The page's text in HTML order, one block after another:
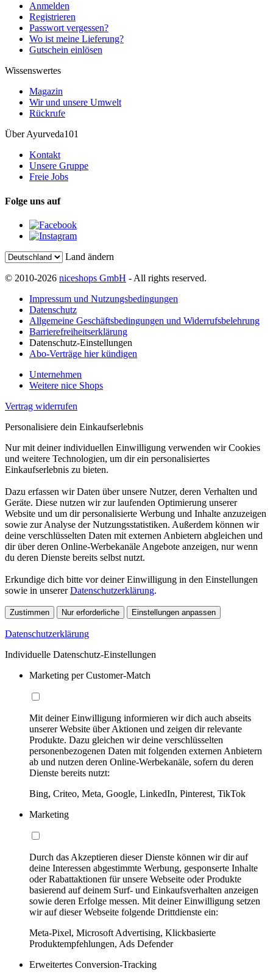
Anmelden
Registrieren
Passwort vergessen?
Wo ist meine Lieferung?
Gutschein einlösen
Wissenswertes
Magazin
Wir und unsere Umwelt
Rückrufe
Über Ayurveda101
Kontakt
Unsere Gruppe
Freie Jobs
Folge uns auf
Land ändern
© 2010-2026 niceshops GmbH - All rights reserved.
Impressum und Nutzungsbedingungen
Datenschutz
Allgemeine Geschäftsbedingungen und Widerrufsbelehrung
Barrierefreiheitserklärung
Datenschutz-Einstellungen
Abo-Verträge hier kündigen
Unternehmen
Weitere nice Shops
Vertrag widerrufen
Personalisiere dein Einkaufserlebnis
Nur mit deiner individuellen Einwilligung verwenden wir Cookies
und weitere Technologien, um dir ein personalisiertes
Einkaufserlebnis zu bieten.
Dazu erfassen wir Daten über unsere Nutzer, deren Verhalten und
Geräte. Diese nutzen wir zur laufenden Optimierung unserer
Website und um dir personalisierte Werbung und Inhalte anzuzeigen
sowie zur Analyse der Nutzungsstatistiken. Außerdem können wir
deine verschlüsselten Daten mit externen Anbietern abgleichen und
dir über deren Online-Werbekanäle Angebote anzeigen, nur wenn
du deren Dienste bereits selbst nutzt.
Erkundige dich bitte vor deiner Einwilligung in den Einstellungen
sowie in unsererDatenschutzerklärung.
Zustimmen Nur erforderliche Einstellungen anpassen
Datenschutzerklärung
Individuelle Datenschutz-Einstellungen
Marketing per Customer-Match
Mit deiner Einwilligung informieren wir dich auch abseits
unserer Website über Aktionen und zeigen dir relevante
Produkte. Dazu gleichen wir deine verschlüsselten
personenbezogenen Daten mit folgenden externen Anbietern
ab und nutzen deren Online-Werbekanäle, sofern du deren
Dienste bereits nutzt:
Bing, Criteo, Meta, Google, LinkedIn, Pinterest, TikTok
Marketing
Durch das Akzeptieren dieser Dienste können wir dir auf
deine Interessen abgestimmte Werbung, gesponserte Inhalte
oder Rabattaktionen für unsere Webseite oder Produkte
basierend auf deinem Surf- und Einkaufsverhalten anzeigen
sowie deren Erfolge messen. Mit deiner Einwilligung setzen
wir auf dieser Webseite folgende Drittdienste ein:
Meta-Pixel, Microsoft Advertising, Klickbasierte
Produktempfehlungen, Ads Defender
Erweitertes Conversion-Tracking